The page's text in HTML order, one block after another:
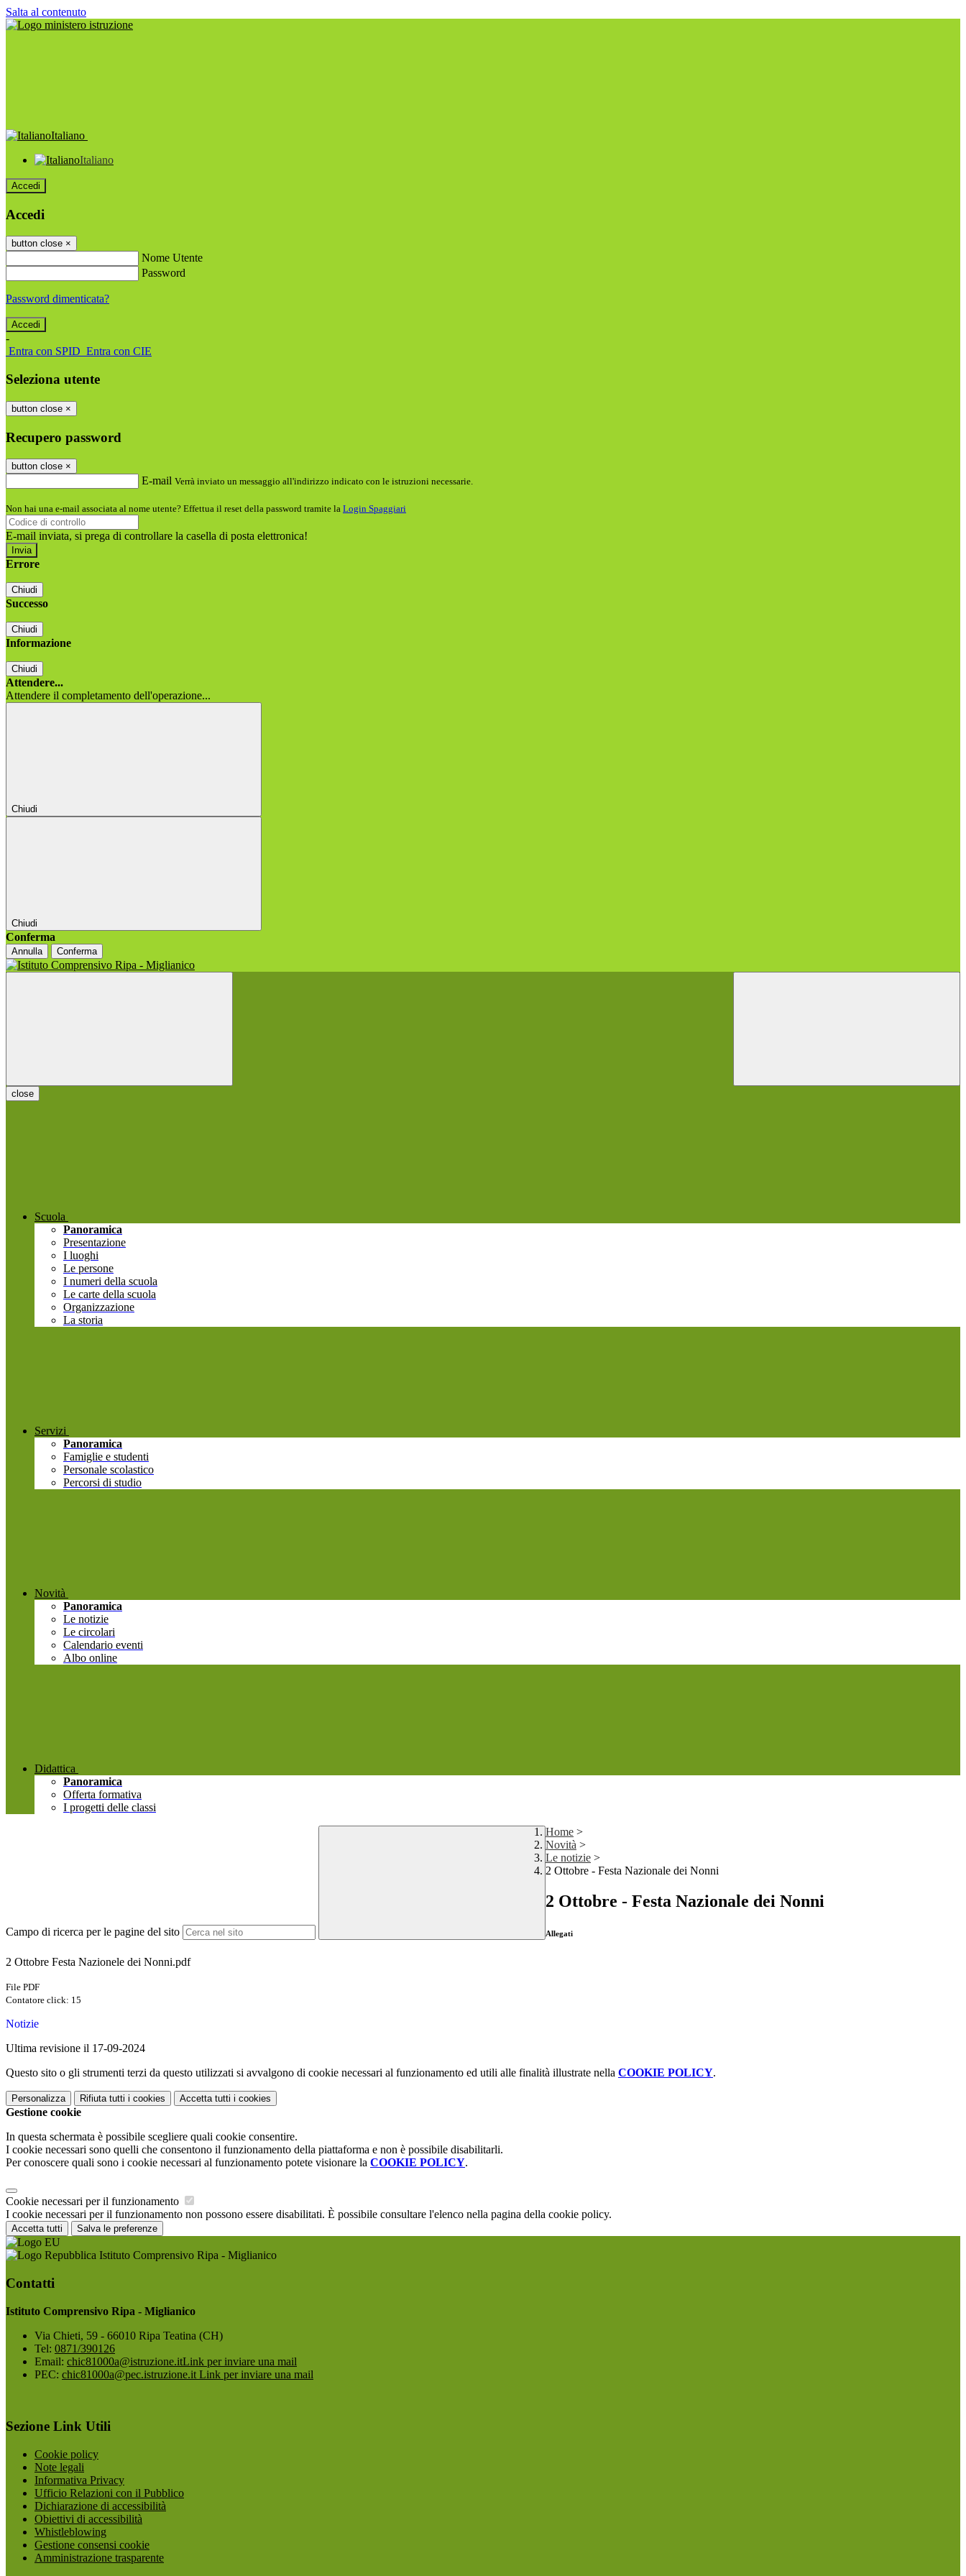
Salta al contenuto
Italiano
Italiano
Accedi
Accedi
button close ×
Nome Utente
Password
Password dimenticata?
-
Entra con SPID Entra con CIE
Seleziona utente
button close ×
Recupero password
button close ×
E-mail Verrà inviato un messaggio all'indirizzo indicato con le istruzioni necessarie.
Non hai una e-mail associata al nome utente? Effettua il reset della password tramite la Login Spaggiari
E-mail inviata, si prega di controllare la casella di posta elettronica!
Errore
Chiudi
Successo
Chiudi
Informazione
Chiudi
Attendere...
Attendere il completamento dell'operazione...
Chiudi
Chiudi
Conferma
Annulla Conferma
close
Scuola
Panoramica
Presentazione
I luoghi
Le persone
I numeri della scuola
Le carte della scuola
Organizzazione
La storia
Servizi
Panoramica
Famiglie e studenti
Personale scolastico
Percorsi di studio
Novità
Panoramica
Le notizie
Le circolari
Calendario eventi
Albo online
Didattica
Panoramica
Offerta formativa
I progetti delle classi
Campo di ricerca per le pagine del sito
Home >
Novità >
Le notizie >
2 Ottobre - Festa Nazionale dei Nonni
2 Ottobre - Festa Nazionale dei Nonni
Allegati
2 Ottobre Festa Nazionele dei Nonni.pdf
File PDF
Contatore click: 15
Notizie
Ultima revisione il 17-09-2024
Questo sito o gli strumenti terzi da questo utilizzati si avvalgono di cookie necessari al funzionamento ed utili alle finalità illustrate nella COOKIE POLICY.
Personalizza Rifiuta tutti i cookies Accetta tutti i cookies
Gestione cookie
In questa schermata è possibile scegliere quali cookie consentire.
I cookie necessari sono quelli che consentono il funzionamento della piattaforma e non è possibile disabilitarli.
Per conoscere quali sono i cookie necessari al funzionamento potete visionare la COOKIE POLICY.
Cookie necessari per il funzionamento
I cookie necessari per il funzionamento non possono essere disabilitati. È possibile consultare l'elenco nella pagina della cookie policy.
Accetta tutti Salva le preferenze
Istituto Comprensivo Ripa - Miglianico
Contatti
Istituto Comprensivo Ripa - Miglianico
Via Chieti, 59 - 66010 Ripa Teatina (CH)
Tel: 0871/390126
Email: chic81000a@istruzione.itLink per inviare una mail
PEC: chic81000a@pec.istruzione.it Link per inviare una mail
Sezione Link Utili
Cookie policy
Note legali
Informativa Privacy
Ufficio Relazioni con il Pubblico
Dichiarazione di accessibilità
Obiettivi di accessibilità
Whistleblowing
Gestione consensi cookie
Amministrazione trasparente